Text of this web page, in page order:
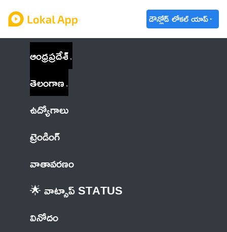
డౌన్లోడ్ లోకల్ యాప్
ఆంధ్రప్రదేశ్
తెలంగాణ
ఉద్యోగాలు
ట్రెండింగ్
వాతావరణం
🌟 వాట్సాప్ STATUS
వినోదం